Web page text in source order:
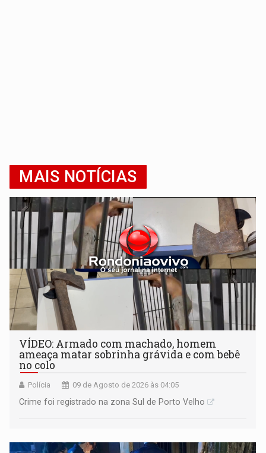
MAIS NOTÍCIAS
VÍDEO: Armado com machado, homem
ameaça matar sobrinha grávida e com bebê
no colo
Polícia 09 de Agosto de 2026 às 04:05
Crime foi registrado na zona Sul de Porto Velho